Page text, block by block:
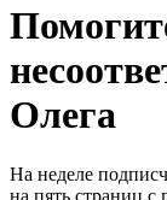
Олега
На неделе
на пять страниц